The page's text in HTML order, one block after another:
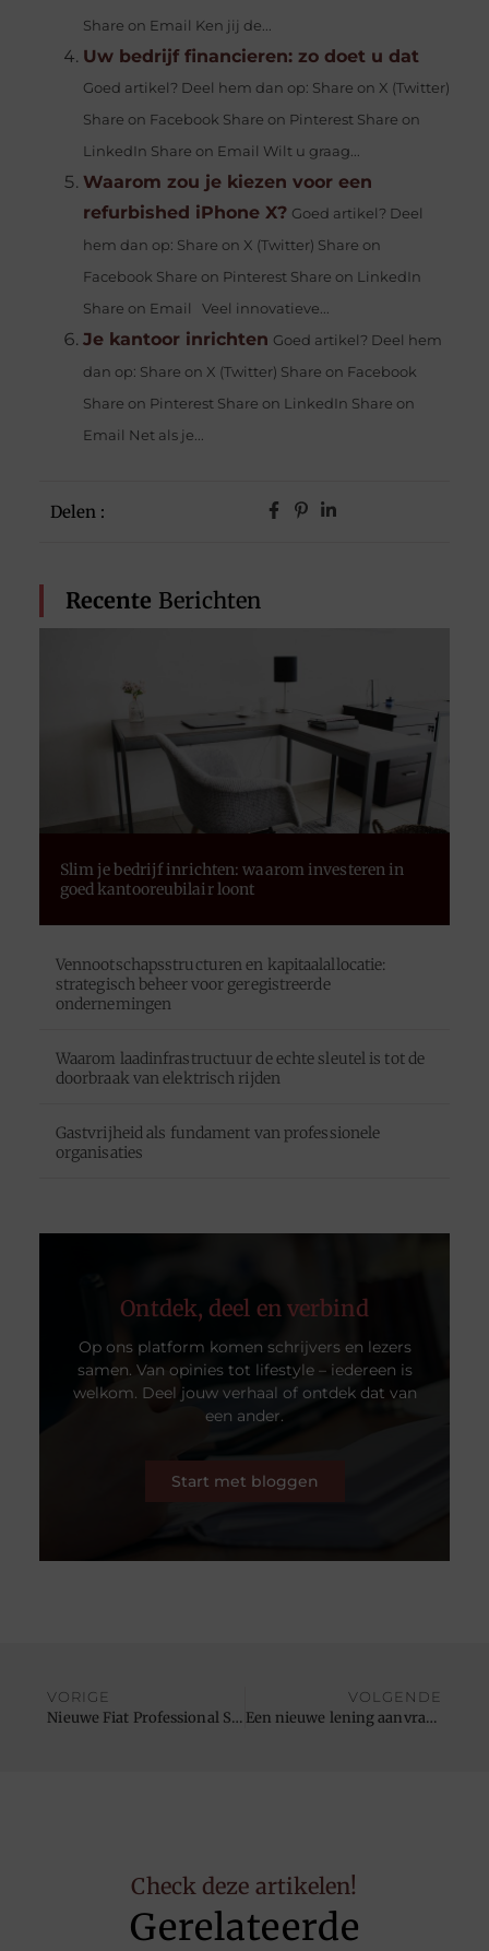
Delen :
Recente Berichten
Slim je bedrijf inrichten: waarom investeren in
goed kantooreubilair loont
Vennootschapsstructuren en kapitaalallocatie:
strategisch beheer voor geregistreerde
ondernemingen
Waarom laadinfrastructuur de echte sleutel is tot de
doorbraak van elektrisch rijden
Gastvrijheid als fundament van professionele
organisaties
Ontdek, deel en verbind
Op ons platform komen schrijvers en lezers
samen. Van opinies tot lifestyle – iedereen is
welkom. Deel jouw verhaal of ontdek dat van
een ander.
Start met bloggen
Share on Email Ken jij de...
Uw bedrijf financieren: zo doet u dat
Goed artikel? Deel hem dan op: Share on X (Twitter)
Share on Facebook Share on Pinterest Share on
LinkedIn Share on Email Wilt u graag...
Waarom zou je kiezen voor een
refurbished iPhone X? Goed artikel? Deel
hem dan op: Share on X (Twitter) Share on
Facebook Share on Pinterest Share on LinkedIn
Share on Email Veel innovatieve...
Je kantoor inrichten Goed artikel? Deel hem
dan op: Share on X (Twitter) Share on Facebook
Share on Pinterest Share on LinkedIn Share on
Email Net als je...
VORIGE
Nieuwe Fiat Professional Scudo en Fiat Ulysse
VOLGENDE
Een nieuwe lening aanvragen of uw bestaande geld lening goedkoper maken?
Check deze artikelen!
Gerelateerde